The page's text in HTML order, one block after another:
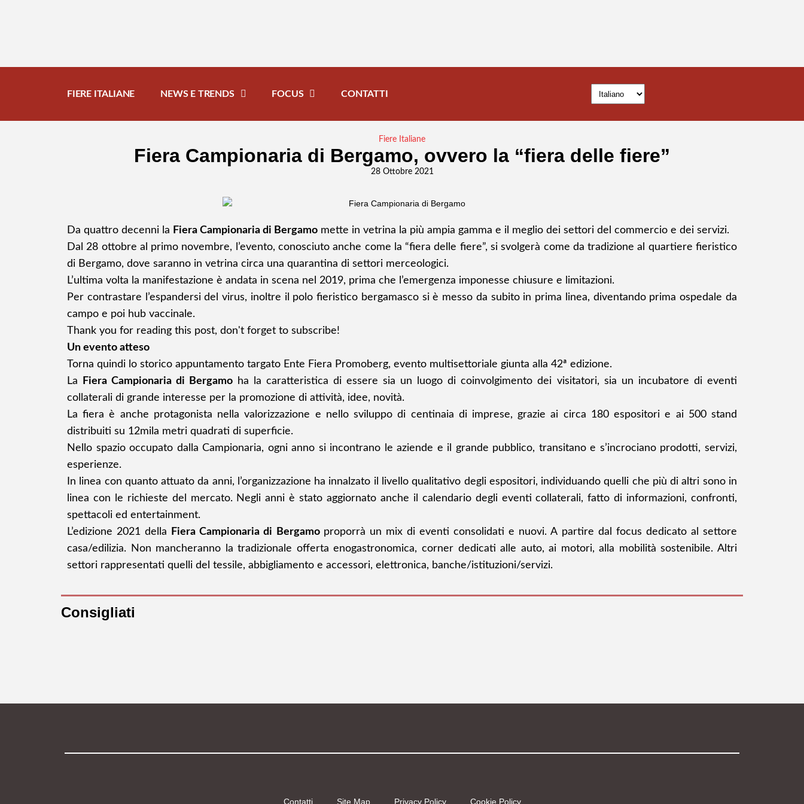
FIERE ITALIANE NEWS E TRENDS FOCUS CONTATTI
Fiere Italiane
Fiera Campionaria di Bergamo, ovvero la “fiera delle fiere”
28 Ottobre 2021
Da quattro decenni la Fiera Campionaria di Bergamo mette in vetrina la più ampia gamma e il meglio dei settori del commercio e dei servizi.
Dal 28 ottobre al primo novembre, l’evento, conosciuto anche come la “fiera delle fiere”, si svolgerà come da tradizioneal quartiere fieristico
di Bergamo, dove saranno in vetrina circa una quarantina di settori merceologici.
L’ultima volta la manifestazione è andata in scena nel 2019, prima che l’emergenza imponesse chiusure e limitazioni.
Per contrastare l’espandersi del virus, inoltre il polo fieristico bergamasco si è messo da subito in prima linea, diventando prima ospedale da
campo e poi hub vaccinale.
Thank you for reading this post, don't forget to subscribe!
Un evento atteso
Torna quindi lo storico appuntamento targato Ente Fiera Promoberg, evento multisettoriale giunta alla 42ª edizione.
La
Fiera Campionaria di Bergamo
ha la caratteristica di essere sia un luogo di coinvolgimento dei visitatori, sia un incubatore di eventi
collaterali di grande interesse per la promozione di attività, idee, novità.
La fiera è anche protagonista nella valorizzazione e nello sviluppo di centinaia di imprese, grazie ai circa 180 espositori e ai 500 stand
distribuiti su 12mila metri quadrati di superficie.
Nello spazio occupato dalla Campionaria, ogni anno si incontrano le aziende e il grande pubblico, transitano e s’incrociano prodotti, servizi,
esperienze.
In linea con quanto attuato da anni, l’organizzazione ha innalzato il livello qualitativo degli espositori, individuando quelli che più di altri sono in
linea con le richieste del mercato. Negli anniè stato aggiornato anche il calendariodegli eventi collaterali, fatto di informazioni, confronti,
spettacoli ed entertainment.
L’edizione 2021 della
Fiera Campionaria di Bergamo proporrà un mix di eventi consolidati e nuovi. A partire dal focus dedicato al settore
casa/edilizia. Non mancheranno la tradizionale offerta enogastronomica, corner dedicati alle auto, ai motori, alla mobilità sostenibile. Altri
settori rappresentati quelli del tessile, abbigliamento e accessori, elettronica, banche/istituzioni/servizi.
Consigliati
Contatti Site Map Privacy Policy Cookie Policy